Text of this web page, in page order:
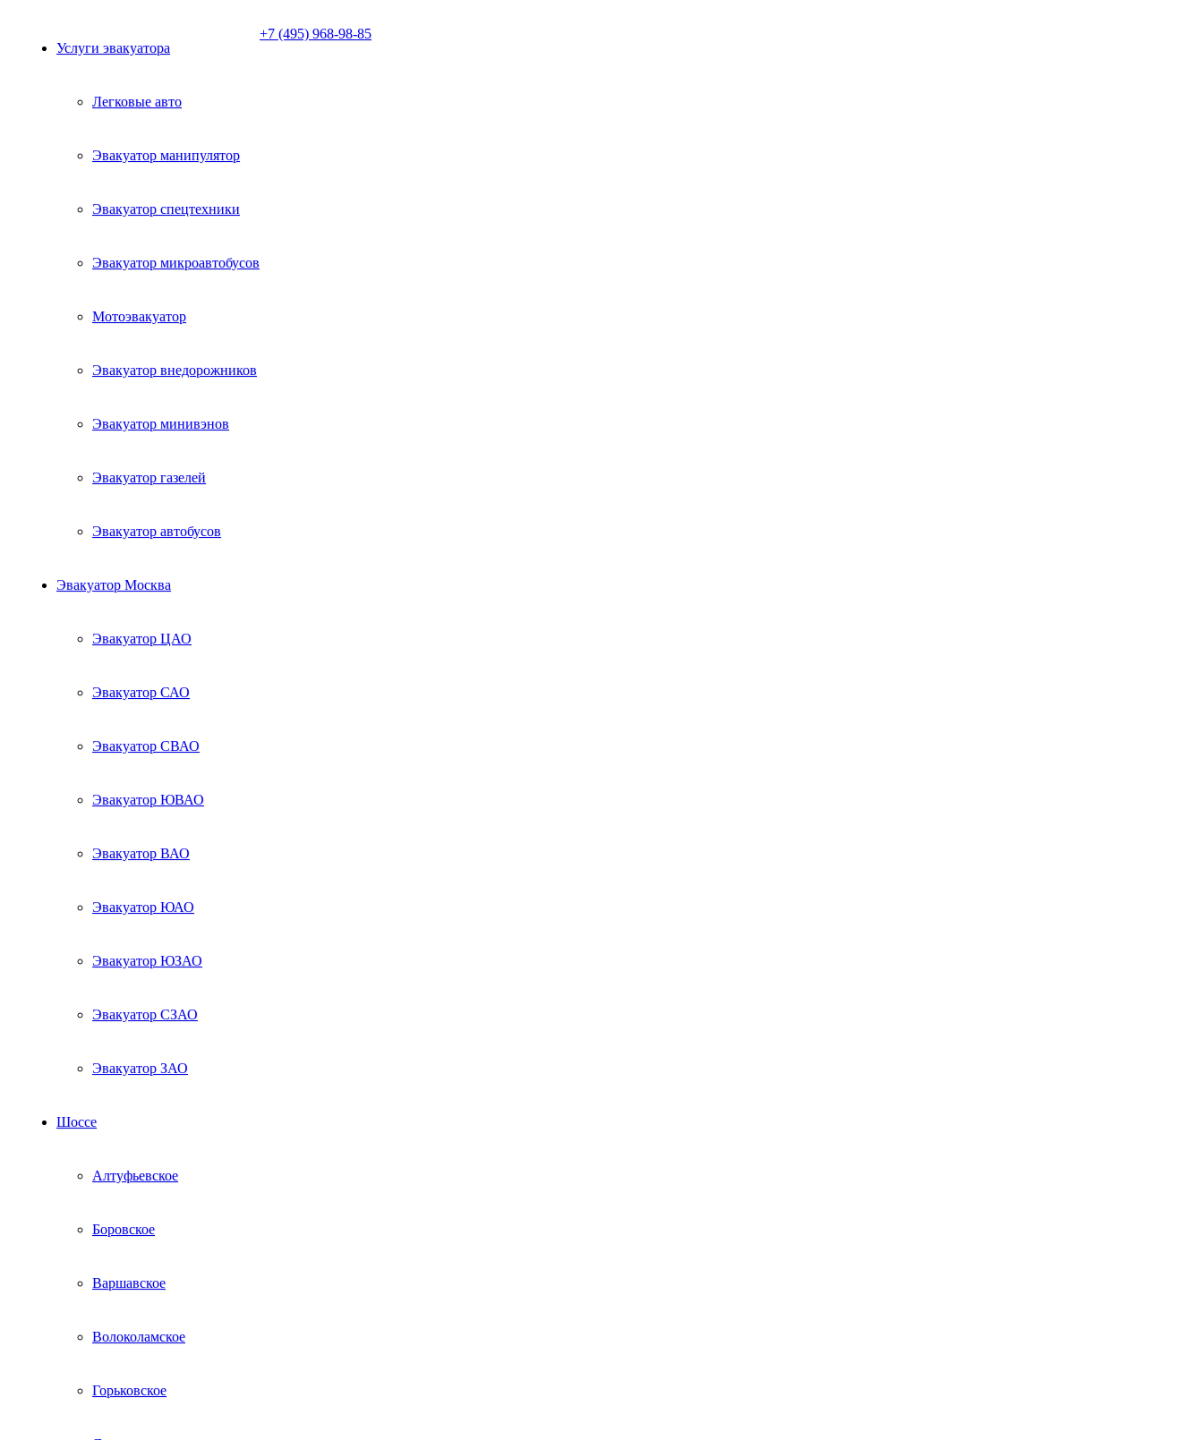
Услуги эвакуатора
Легковые авто
Эвакуатор манипулятор
Эвакуатор спецтехники
Эвакуатор микроавтобусов
Мотоэвакуатор
Эвакуатор внедорожников
Эвакуатор минивэнов
Эвакуатор газелей
Эвакуатор автобусов
Эвакуатор Москва
Эвакуатор ЦАО
Эвакуатор САО
Эвакуатор СВАО
Эвакуатор ЮВАО
Эвакуатор ВАО
Эвакуатор ЮАО
Эвакуатор ЮЗАО
Эвакуатор СЗАО
Эвакуатор ЗАО
Шоссе
Алтуфьевское
Боровское
Варшавское
Волоколамское
Горьковское
+7 (495) 968-98-85